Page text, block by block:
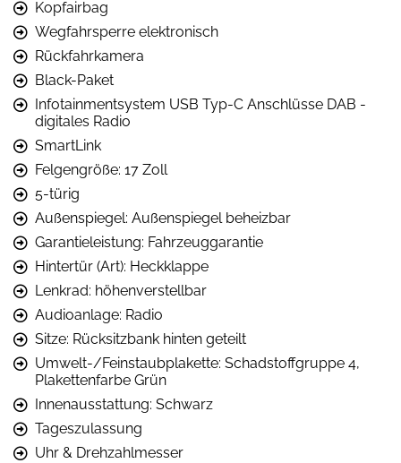
Kopfairbag
Wegfahrsperre elektronisch
Rückfahrkamera
Black-Paket
Infotainmentsystem USB Typ-C Anschlüsse DAB -
digitales Radio
SmartLink
Felgengröße: 17 Zoll
5-türig
Außenspiegel: Außenspiegel beheizbar
Garantieleistung: Fahrzeuggarantie
Hintertür (Art): Heckklappe
Lenkrad: höhenverstellbar
Audioanlage: Radio
Sitze: Rücksitzbank hinten geteilt
Umwelt-/Feinstaubplakette: Schadstoffgruppe 4,
Plakettenfarbe Grün
Innenausstattung: Schwarz
Tageszulassung
Uhr & Drehzahlmesser